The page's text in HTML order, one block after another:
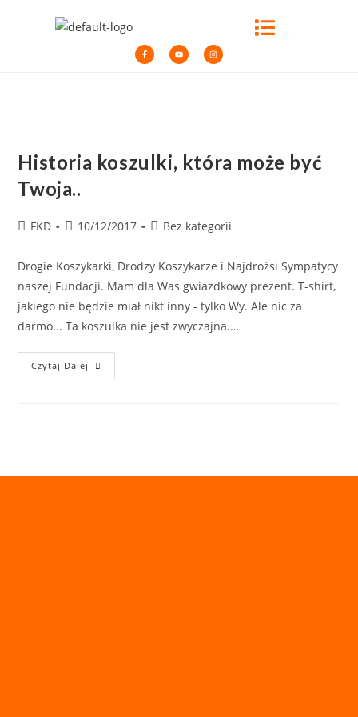
Historia koszulki, która może być
Twoja..
FKD 10/12/2017 Bez kategorii
Drogie Koszykarki, Drodzy Koszykarze i Najdrożsi Sympatycy
naszej Fundacji. Mam dla Was gwiazdkowy prezent. T-shirt,
jakiego nie będzie miał nikt inny - tylko Wy. Ale nic za
darmo... Ta koszulka nie jest zwyczajna.…
Czytaj Dalej